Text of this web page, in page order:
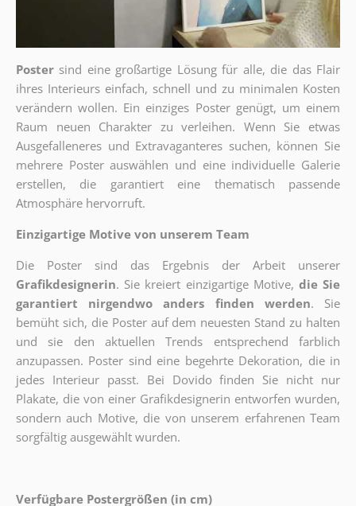
Poster sind eine großartige Lösung für alle, die das Flair
ihres Interieurs einfach, schnell und zu minimalen Kosten
verändern wollen. Ein einziges Poster genügt, um einem
Raum neuen Charakter zu verleihen. Wenn Sie etwas
Ausgefalleneres und Extravaganteres suchen, können Sie
mehrere Poster auswählen und eine individuelle Galerie
erstellen, die garantiert eine thematisch passende
Atmosphäre hervorruft.
Einzigartige Motive von unserem Team
Die Poster sind das Ergebnis der Arbeit unserer
Grafikdesignerin. Sie kreiert einzigartige Motive, die Sie
garantiert nirgendwo anders finden werden. Sie
bemüht sich, die Poster auf dem neuesten Stand zu halten
und sie den aktuellen Trends entsprechend farblich
anzupassen. Poster sind eine begehrte Dekoration, die in
jedes Interieur passt. Bei Dovido finden Sie nicht nur
Plakate, die von einer Grafikdesignerin entworfen wurden,
sondern auch Motive, die von unserem erfahrenen Team
sorgfältig ausgewählt wurden.
Verfügbare Postergrößen (in cm)